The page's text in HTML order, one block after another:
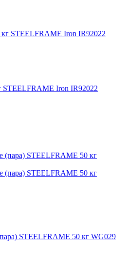
STEELFRAME Iron IR92022
STEELFRAME 50 кг WG029